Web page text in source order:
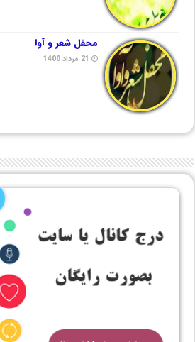
محفل شعر و آوا
21 مرداد 1400